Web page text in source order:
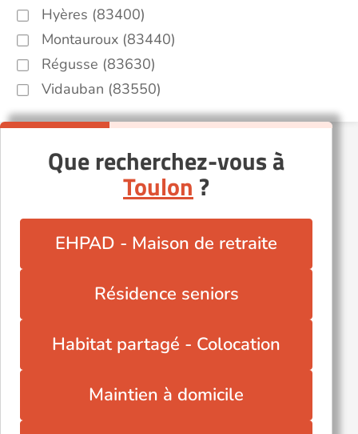
Hyères (83400)
Montauroux (83440)
Régusse (83630)
Vidauban (83550)
Que recherchez-vous à
Toulon ?
EHPAD - Maison de retraite
Résidence seniors
Habitat partagé - Colocation
Maintien à domicile